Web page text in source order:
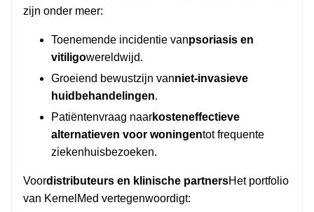
zijn onder meer:
Toenemende incidentie vanpsoriasis en
vitiligowereldwijd.
Groeiend bewustzijn vanniet-invasieve
huidbehandelingen.
Patiëntenvraag naarkosteneffectieve
alternatieven voor woningentot frequente
ziekenhuisbezoeken.
Voordistributeurs en klinische partnersHet portfolio
van KernelMed vertegenwoordigt: